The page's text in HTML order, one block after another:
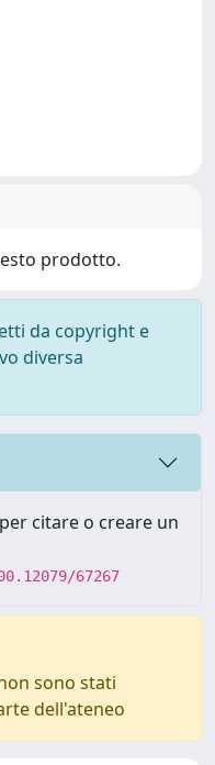
prodotto.
da copyright e
diversa
citare o creare un
67267
sono stati
dell'ateneo